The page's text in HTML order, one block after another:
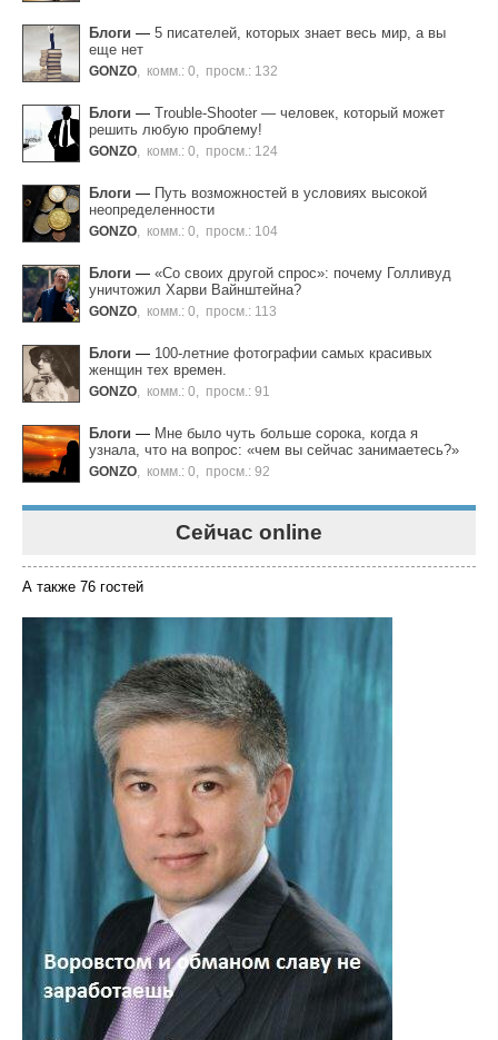
Блоги — 5 писателей, которых знает весь мир, а вы
еще нет
GONZO комм.: 0 просм.: 132
Блоги — Trouble-Shooter — человек, который может
решить любую проблему!
GONZO комм.: 0 просм.: 124
Блоги — Путь возможностей в условиях высокой
неопределенности
GONZO комм.: 0 просм.: 104
Блоги — «Со своих другой спрос»: почему Голливуд
уничтожил Харви Вайнштейна?
GONZO комм.: 0 просм.: 113
Блоги — 100-летние фотографии самых красивых
женщин тех времен.
GONZO комм.: 0 просм.: 91
Блоги — Мне было чуть больше сорока, когда я
узнала, что на вопрос: «чем вы сейчас занимаетесь?»
GONZO комм.: 0 просм.: 92
Сейчас online
А также 76 гостей